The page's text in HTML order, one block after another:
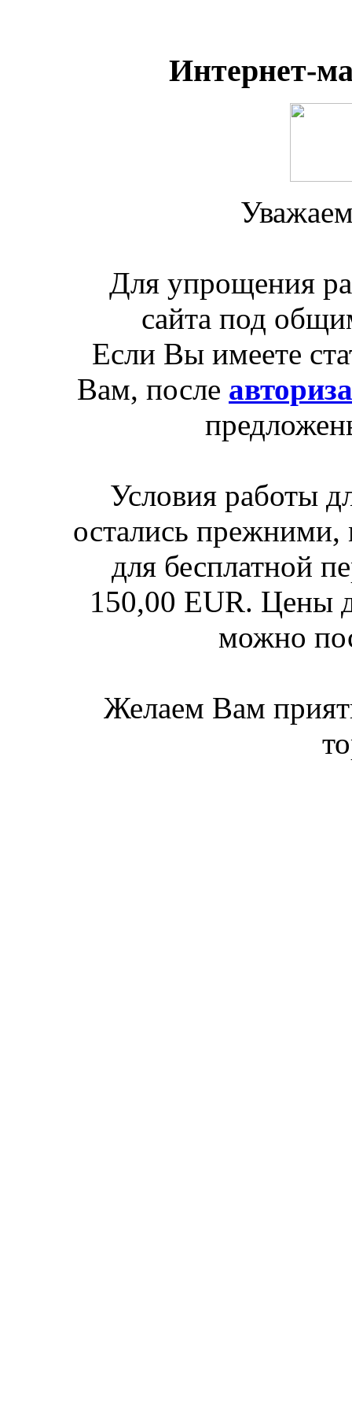
Интернет-
Для упрощения
сайта под
Если Вы имеете
Вам, после
Условия работы
остались прежними,
для бесплатной
150,00 EUR. Цены
можно
Желаем Вам